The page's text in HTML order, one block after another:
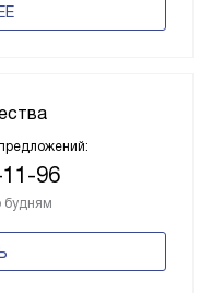
96
будням